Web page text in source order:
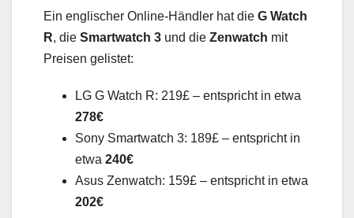
Ein englischer Online-Händler hat die G Watch
R, die Smartwatch 3 und die Zenwatch mit
Preisen gelistet:
LG G Watch R: 219£ – entspricht in etwa
278€
Sony Smartwatch 3: 189£ – entspricht in
etwa 240€
Asus Zenwatch: 159£ – entspricht in etwa
202€